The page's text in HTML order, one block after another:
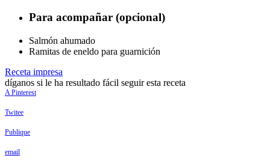
Para acompañar (opcional)
Salmón ahumado
Ramitas de eneldo para guarnición
Receta impresa
díganos si le ha resultado fácil seguir esta receta
A Pinterest
Twitee
Publique
email